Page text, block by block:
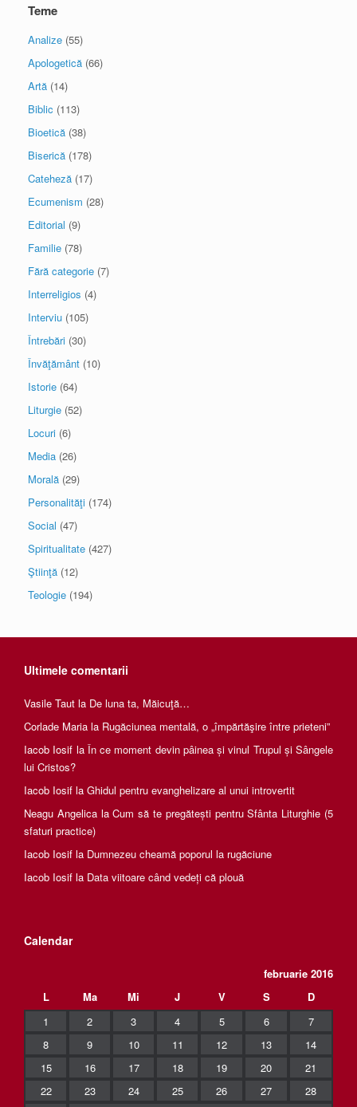
Teme
Analize (55)
Apologetică (66)
Artă (14)
Biblic (113)
Bioetică (38)
Biserică (178)
Cateheză (17)
Ecumenism (28)
Editorial (9)
Familie (78)
Fără categorie (7)
Interreligios (4)
Interviu (105)
Întrebări (30)
Învăţământ (10)
Istorie (64)
Liturgie (52)
Locuri (6)
Media (26)
Morală (29)
Personalităţi (174)
Social (47)
Spiritualitate (427)
Ştiinţă (12)
Teologie (194)
Ultimele comentarii
Vasile Taut la De luna ta, Măicuţă…
Corlade Maria la Rugăciunea mentală, o „împărtăşire între prieteni”
Iacob Iosif la În ce moment devin pâinea și vinul Trupul și Sângele
lui Cristos?
Iacob Iosif la Ghidul pentru evanghelizare al unui introvertit
Neagu AngelicalaCum să te pregătești pentru Sfânta Liturghie (5
sfaturi practice)
Iacob Iosif la Dumnezeu cheamă poporul la rugăciune
Iacob Iosif la Data viitoare când vedeți că plouă
Calendar
februarie 2016
L
Ma Mi J V S
D
1
2 3 4 5 6
7
8
9 10 11 12 13
14
15
16 17 18 19 20
21
22
23 24 25 26 27
28